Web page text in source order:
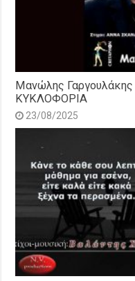
Μανώλης
ΚΥΚΛΟΦΟΡΙΑ
23/08/2025